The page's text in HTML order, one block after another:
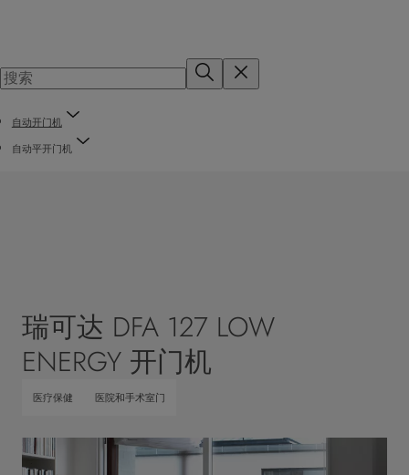
自动开门机
自动平开门机
瑞可达 DFA 127 LOW
ENERGY 开门机
医疗保健 医院和手术室门